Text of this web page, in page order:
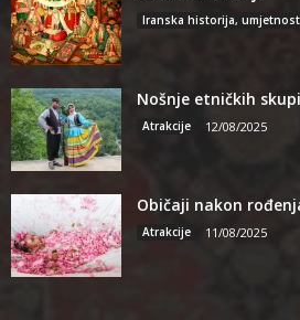
Iranska historija,
Nošnje etničkih
Atrakcije 12/08/2025
Običaji nakon
Atrakcije 11/08/2025